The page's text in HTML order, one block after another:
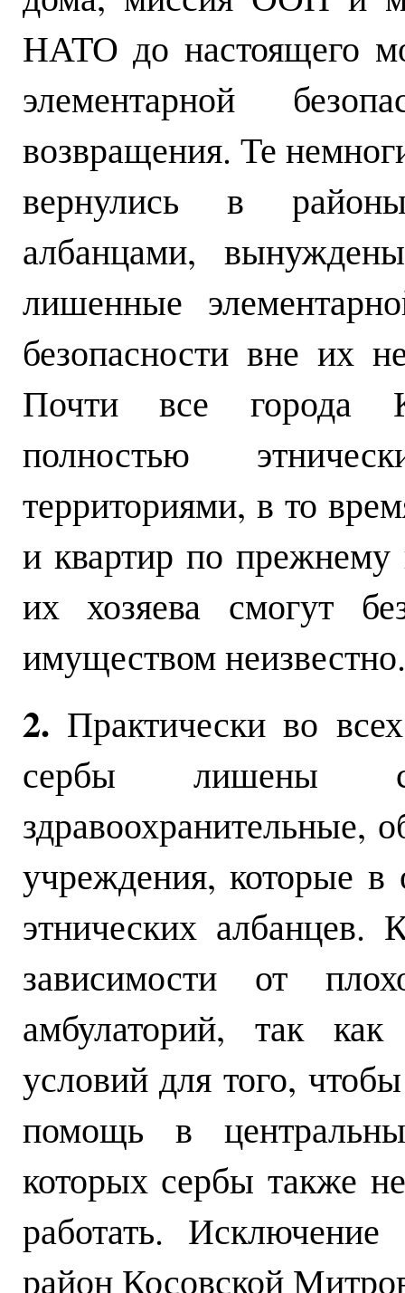
НАТО до настоящего
элементарной
возвращения. Те
вернулись в
албанцами,
лишенные
безопасности вне их
Почти все города
полностью
территориями, в то
и квартир по прежнему
их хозяева смогут
имуществом неизвестно.
2. Практически во
сербы лишены
здравоохранительные,
учреждения, которые в
этнических албанцев.
зависимости от
амбулаторий, так
условий для того,
помощь в
которых сербы также
работать. Исключение
район Косовской